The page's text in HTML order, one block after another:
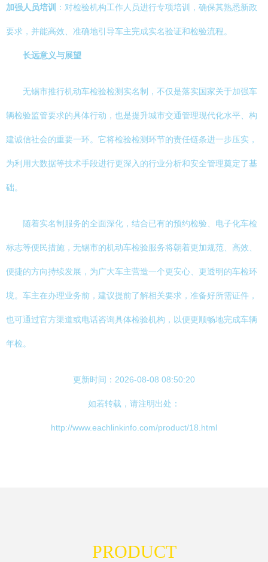
加强人员培训 ：对检验机构工作人员进行专项培训，确保其熟悉新政
要求，并能高效、准确地引导车主完成实名验证和检验流程。
长远意义与展望
无锡市推行机动车检验检测实名制，不仅是落实国家关于加强车
辆检验监管要求的具体行动，也是提升城市交通管理现代化水平、构
建诚信社会的重要一环。它将检验检测环节的责任链条进一步压实，
为利用大数据等技术手段进行更深入的行业分析和安全管理奠定了基
础。
随着实名制服务的全面深化，结合已有的预约检验、电子化车检
标志等便民措施，无锡市的机动车检验服务将朝着更加规范、高效、
便捷的方向持续发展，为广大车主营造一个更安心、更透明的车检环
境。车主在办理业务前，建议提前了解相关要求，准备好所需证件，
也可通过官方渠道或电话咨询具体检验机构，以便更顺畅地完成车辆
年检。
更新时间：2026-08-08 08:50:20
如若转载，请注明出处：
http://www.eachlinkinfo.com/product/18.html
PRODUCT